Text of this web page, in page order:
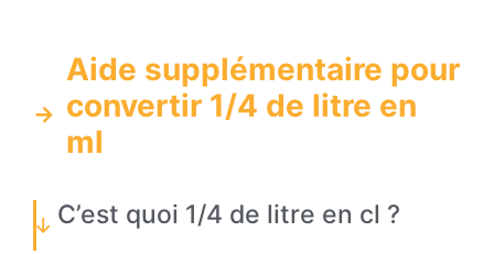
Aide supplémentaire pour
convertir 1/4 de litre en
ml
C’est quoi 1/4 de litre en cl ?